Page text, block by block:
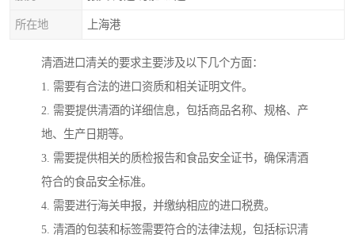
所在地 上海港
清酒进口清关的要求主要涉及以下几个方面：
1. 需要有合法的进口资质和相关证明文件。
2. 需要提供清酒的详细信息，包括商品名称、规格、产
地、生产日期等。
3. 需要提供相关的质检报告和食品安全证书，确保清酒
符合的食品安全标准。
4. 需要进行海关申报，并缴纳相应的进口税费。
5. 清酒的包装和标签需要符合的法律法规，包括标识清